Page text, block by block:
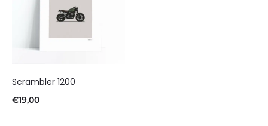
Scrambler 1200
€19,00